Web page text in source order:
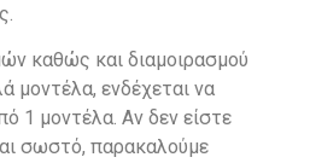
καθώς και διαμοιρασμού
μοντέλα, ενδέχεται να
1 μοντέλα. Αν δεν είστε
σωστό, παρακαλούμε